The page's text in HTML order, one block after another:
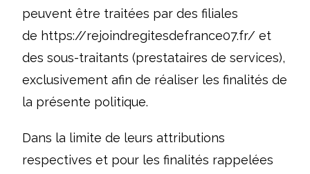
peuvent être traitées par des filiales
de https://rejoindregitesdefrance07.fr/ et
des sous-traitants (prestataires de services),
exclusivement afin de réaliser les finalités de
la présente politique.
Dans la limite de leurs attributions
respectives et pour les finalités rappelées